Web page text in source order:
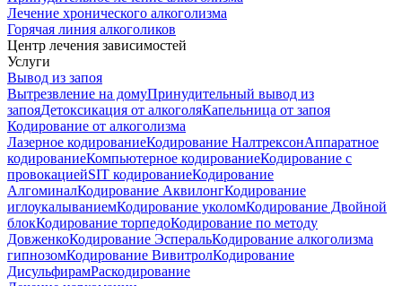
Лечение хронического алкоголизма
Горячая линия алкоголиков
Центр лечения зависимостей
Услуги
Вывод из запоя
Вытрезвление на домуПринудительный вывод из
запояДетоксикация от алкоголяКапельница от запоя
Кодирование от алкоголизма
Лазерное кодированиеКодирование НалтрексонАппаратное
кодированиеКомпьютерное кодированиеКодирование с
провокациейSIT кодированиеКодирование
АлгоминалКодирование АквилонгКодирование
иглоукалываниемКодирование уколомКодирование Двойной
блокКодирование торпедоКодирование по методу
ДовженкоКодирование ЭсперальКодирование алкоголизма
гипнозомКодирование ВивитролКодирование
ДисульфирамРаскодирование